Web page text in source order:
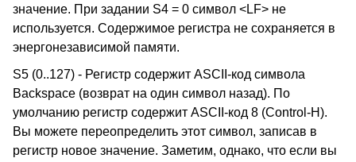
значение. При задании S4 = 0 символ <LF> не
используется. Содержимое регистра не сохраняется в
энергонезависимой памяти.
S5 (0..127) - Регистр содержит ASCII-код символа
Backspace (возврат на один символ назад). По
умолчанию регистр содержит ASCII-код 8 (Control-H).
Вы можете переопределить этот символ, записав в
регистр новое значение. Заметим, однако, что если вы